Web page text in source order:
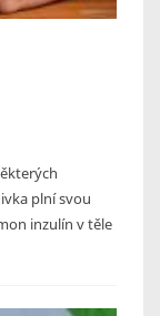
plní svou
inzulín v těle